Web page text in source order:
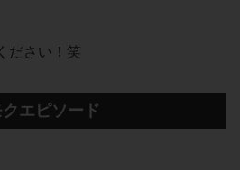
ださい！笑
エピソード